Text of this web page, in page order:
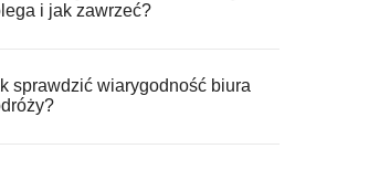
i jak zawrzeć?
sprawdzić wiarygodność biura